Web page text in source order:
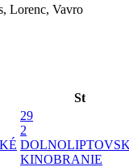
Lorenc, Vavro
St
29
2
KINOBRANIE